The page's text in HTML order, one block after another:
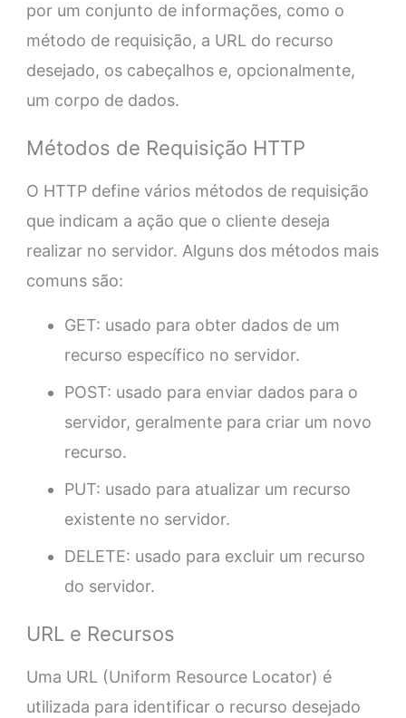
por um conjunto de informações, como o
método de requisição, a URL do recurso
desejado, os cabeçalhos e, opcionalmente,
um corpo de dados.
Métodos de Requisição HTTP
O HTTP define vários métodos de requisição
que indicam a ação que o cliente deseja
realizar no servidor. Alguns dos métodos mais
comuns são:
GET: usado para obter dados de um
recurso específico no servidor.
POST: usado para enviar dados para o
servidor, geralmente para criar um novo
recurso.
PUT: usado para atualizar um recurso
existente no servidor.
DELETE: usado para excluir um recurso
do servidor.
URL e Recursos
Uma URL (Uniform Resource Locator) é
utilizada para identificar o recurso desejado